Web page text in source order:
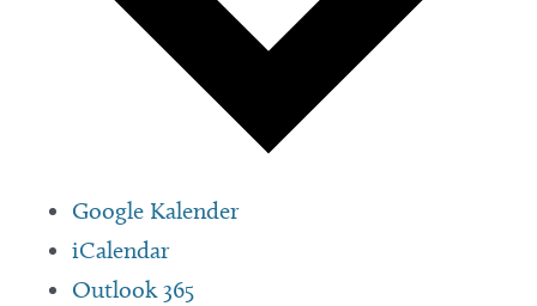
Google Kalender
iCalendar
Outlook 365